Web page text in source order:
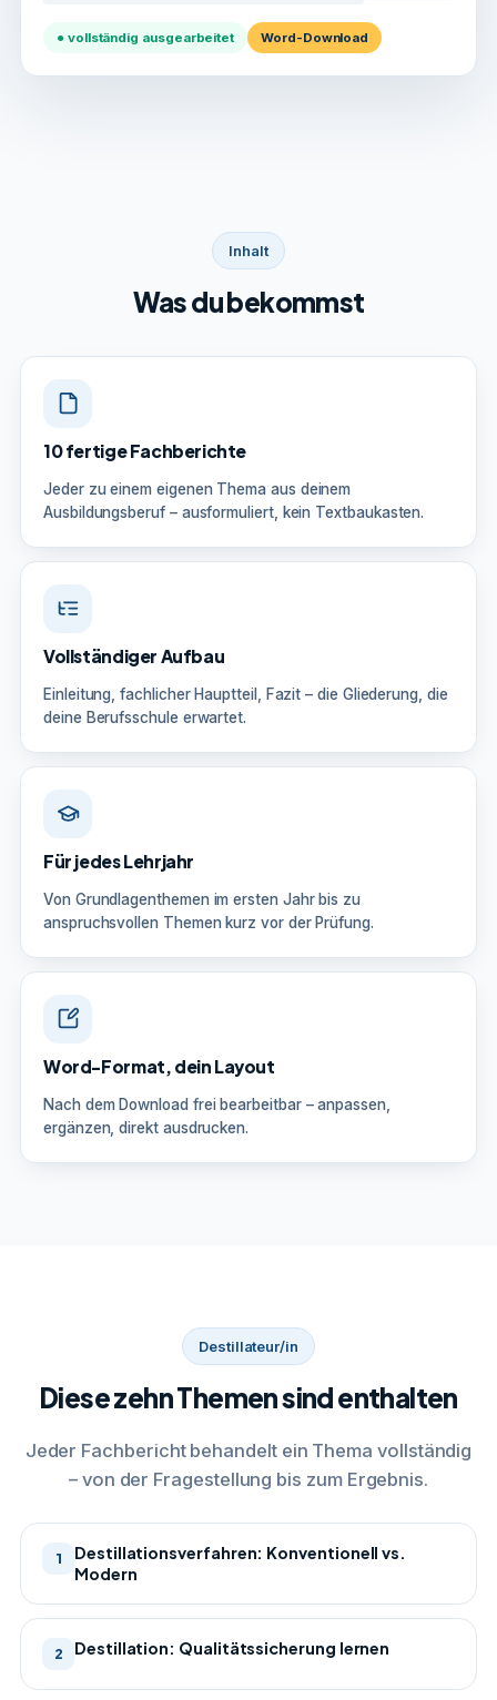
● vollständig ausgearbeitet Word-Download
Inhalt
Was du bekommst
10 fertige Fachberichte
Jeder zu einem eigenen Thema aus deinem
Ausbildungsberuf – ausformuliert, kein Textbaukasten.
Vollständiger Aufbau
Einleitung, fachlicher Hauptteil, Fazit – die Gliederung, die
deine Berufsschule erwartet.
Für jedes Lehrjahr
Von Grundlagenthemen im ersten Jahr bis zu
anspruchsvollen Themen kurz vor der Prüfung.
Word-Format, dein Layout
Nach dem Download frei bearbeitbar – anpassen,
ergänzen, direkt ausdrucken.
Destillateur/in
Diese zehn Themen sind enthalten
Jeder Fachbericht behandelt ein Thema vollständig
– von der Fragestellung bis zum Ergebnis.
1
Destillationsverfahren: Konventionell vs.
Modern
2 Destillation: Qualitätssicherung lernen